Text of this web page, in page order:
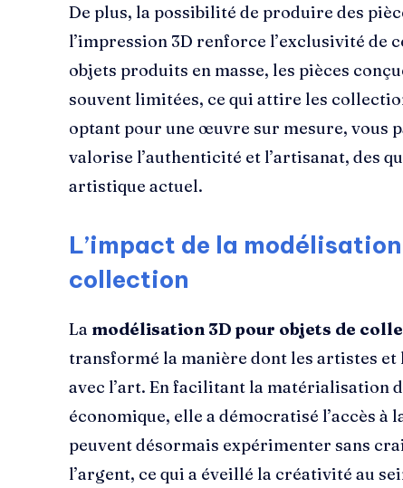
De plus, la possibilité de produire des
l’impression 3D renforce l’exclusivité de
objets produits en masse, les pièces
souvent limitées, ce qui attire les
optant pour une œuvre sur mesure, vous
valorise l’authenticité et l’artisanat, des
artistique actuel.
L’impact de la
collection
La modélisation 3D pour objets de
transformé la manière dont les artistes
avec l’art. En facilitant la matérialisation
économique, elle a démocratisé l’accès
peuvent désormais expérimenter sans
l’argent, ce qui a éveillé la créativité au